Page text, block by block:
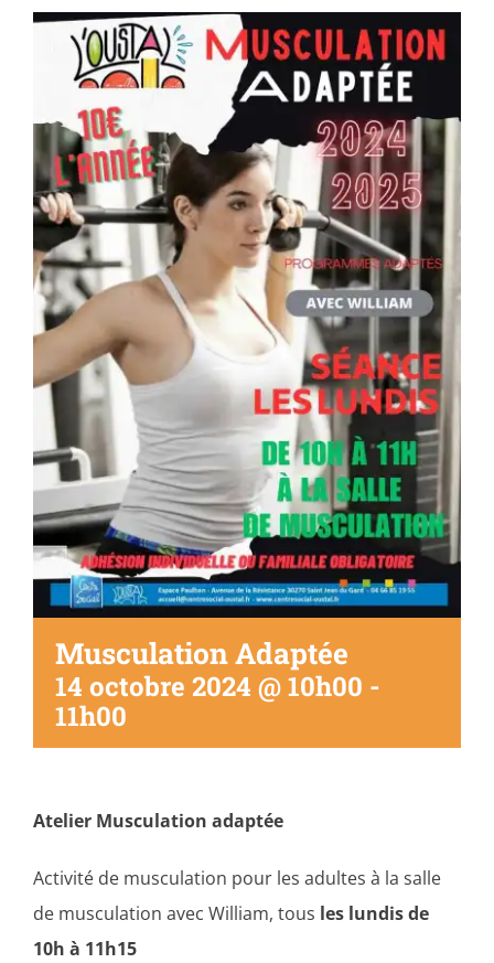
Séniors, Vie locale
Contacts
Musculation Adaptée
14 octobre 2024 @ 10h00 -
11h00
Atelier Musculation adaptée
Activité de musculation pour les adultes à la salle
de musculation avec William, tous les lundis de
10h à 11h15